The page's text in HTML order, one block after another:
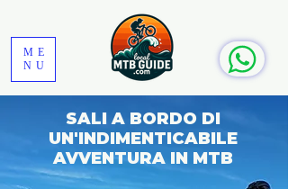
ME
NU
SALI A BORDO DI
UN'INDIMENTICABILE
AVVENTURA IN MTB